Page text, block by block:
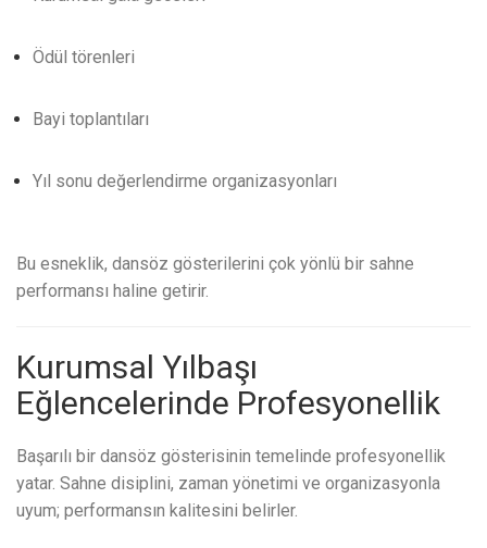
Ödül törenleri
Bayi toplantıları
Yıl sonu değerlendirme organizasyonları
Bu esneklik, dansöz gösterilerini çok yönlü bir sahne
performansı haline getirir.
Kurumsal Yılbaşı
Eğlencelerinde Profesyonellik
Başarılı bir dansöz gösterisinin temelinde profesyonellik
yatar. Sahne disiplini, zaman yönetimi ve organizasyonla
uyum; performansın kalitesini belirler.